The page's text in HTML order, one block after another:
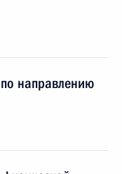
направлению